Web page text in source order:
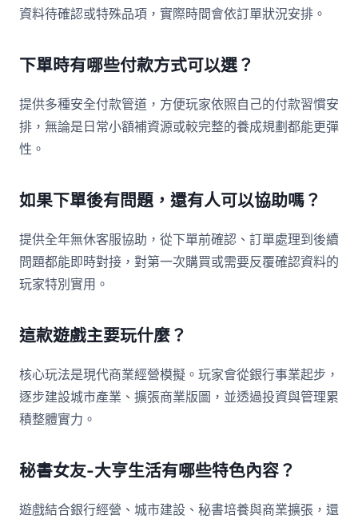
資料待確認或特殊品項，實際時間會依訂單狀況安排。
下單時有哪些付款方式可以選？
提供多種安全付款管道，方便玩家依照自己的付款習慣安
排，無論是日常小額補資源或較完整的養成規劃都能更彈
性。
如果下單後有問題，還有人可以協助嗎？
提供全年無休客服協助，從下單前確認、訂單處理到後續
問題都能即時對接，對第一次購買或需要反覆確認資料的
玩家特別實用。
這款遊戲主要玩什麼？
核心玩法是現代商業經營模擬。玩家會從銀行事業起步，
逐步建設城市產業、擴張商業版圖，並透過投資與管理累
積整體實力。
秘書女友-大亨生活有哪些特色內容？
遊戲結合銀行經營、城市建設、秘書培養與商業擴張，還